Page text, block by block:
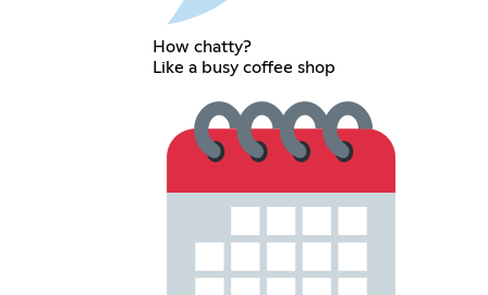
How chatty?
Like a busy coffee shop